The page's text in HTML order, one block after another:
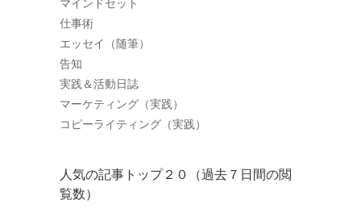
仕事術
エッセイ（随筆）
告知
実践＆活動日誌
マーケティング（実践）
コピーライティング（実践）
人気の記事トップ２０（過去７日間の閲
覧数）